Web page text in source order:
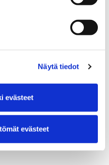
Näytä tiedot
evästeet
evästeet